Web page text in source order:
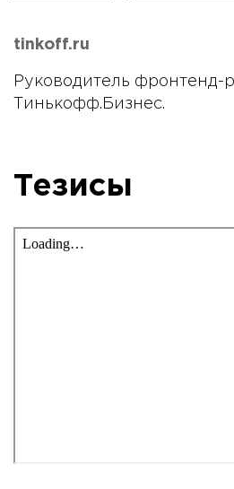
tinkoff.ru
Руководитель фронтенд-
Тинькофф.Бизнес.
Тезисы